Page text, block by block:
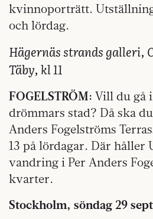
kvinnoporträtt.
och lördag.
Hägernäs strands galleri,
Täby, kl 11
FOGELSTRÖM: Vill du gå
drömmars stad? Då ska
Anders Fogelströms
13 på lördagar. Där håller
vandring i Per Anders
kvarter.
Stockholm, söndag 29